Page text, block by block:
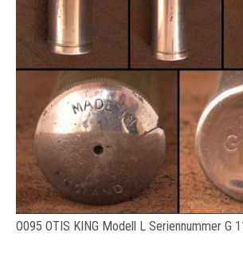
O095 OTIS KING Modell L Seriennummer G